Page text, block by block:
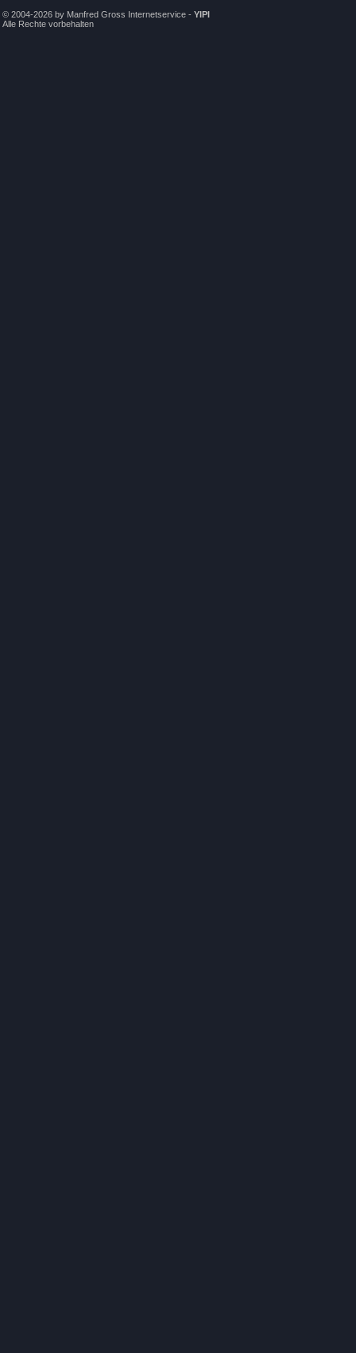
© 2004-2026 by Manfred Gross Internetservice - YIPI
Alle Rechte vorbehalten